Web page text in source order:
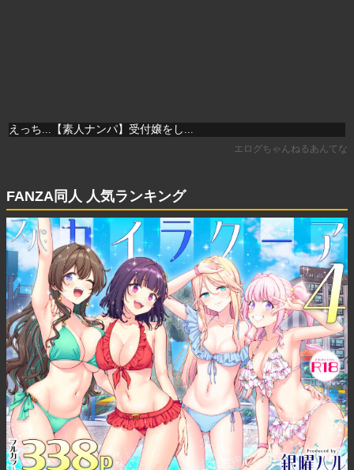
FANZA同人 人気ランキング